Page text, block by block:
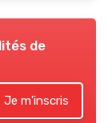
de
m'inscris